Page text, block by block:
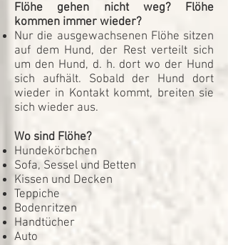
Flöhe gehen nicht weg? Flöhe
kommen immer wieder?
Nur die ausgewachsenen Flöhe sitzen
auf dem Hund, der Rest verteilt sich
um den Hund, d. h. dort wo der Hund
sich aufhält. Sobald der Hund dort
wieder in Kontakt kommt, breiten sie
sich wieder aus.
Wo sind Flöhe?
Hundekörbchen
Sofa, Sessel und Betten
Kissen und Decken
Teppiche
Bodenritzen
Handtücher
Auto